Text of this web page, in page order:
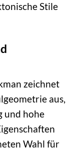
Stile
zeichnet
aus,
und hohe
Wahl für